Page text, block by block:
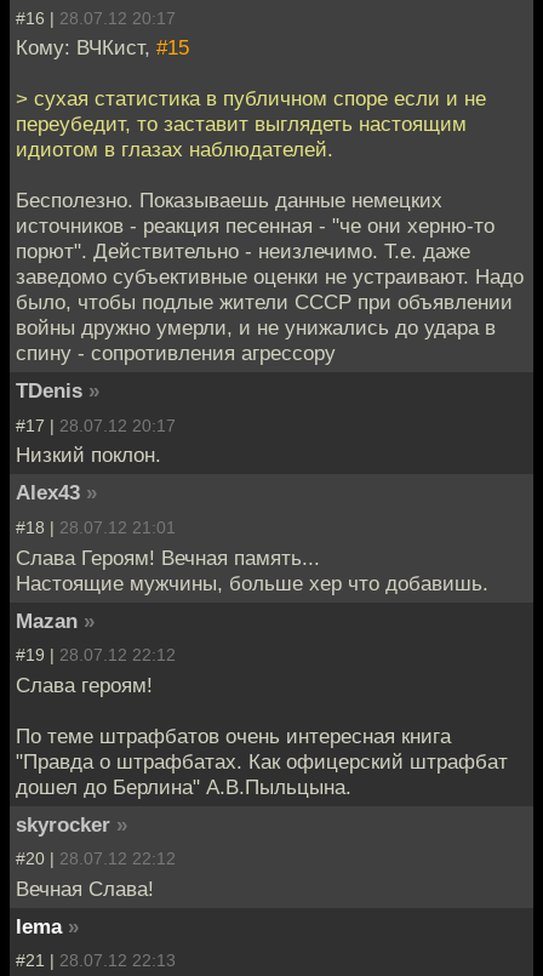
#16 | 28.07.12 20:17
Кому: ВЧКист, #15
> сухая статистика в публичном споре если и не
переубедит, то заставит выглядеть настоящим
идиотом в глазах наблюдателей.
Бесполезно. Показываешь данные немецких
источников - реакция песенная - "че они херню-то
порют". Действительно - неизлечимо. Т.е. даже
заведомо субъективные оценки не устраивают. Надо
было, чтобы подлые жители СССР при объявлении
войны дружно умерли, и не унижались до удара в
спину - сопротивления агрессору
TDenis »
#17 | 28.07.12 20:17
Низкий поклон.
Alex43 »
#18 | 28.07.12 21:01
Слава Героям! Вечная память...
Настоящие мужчины, больше хер что добавишь.
Mazan »
#19 | 28.07.12 22:12
Слава героям!
По теме штрафбатов очень интересная книга
"Правда о штрафбатах. Как офицерский штрафбат
дошел до Берлина" А.В.Пыльцына.
skyrocker »
#20 | 28.07.12 22:12
Вечная Слава!
lema »
#21 | 28.07.12 22:13